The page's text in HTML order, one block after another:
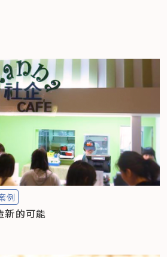
例
新的可能